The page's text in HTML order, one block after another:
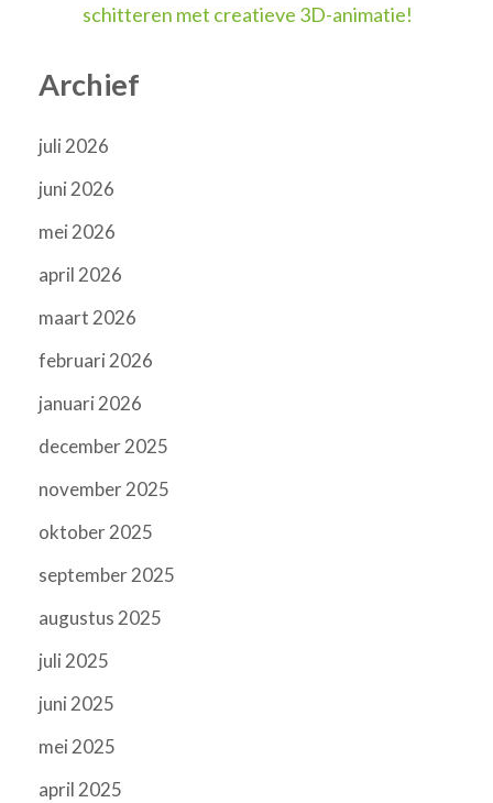
schitteren met creatieve 3D-animatie!
Archief
juli 2026
juni 2026
mei 2026
april 2026
maart 2026
februari 2026
januari 2026
december 2025
november 2025
oktober 2025
september 2025
augustus 2025
juli 2025
juni 2025
mei 2025
april 2025